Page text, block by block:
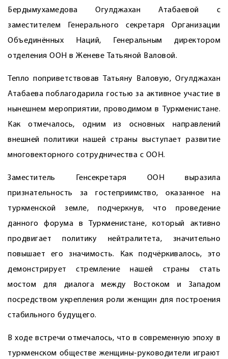
Бердымухамедова Огулджахан Атабаевой с
заместителем ­Генерального секретаря Организации
Объединённых Наций, ­Генеральным директором
отделения ООН в Женеве Татьяной Валовой.
Тепло поприветствовав Татьяну Валовую, Огулджахан
Атабаева поблагодарила гостью за активное участие в
нынешнем мероприятии, проводимом в Туркменистане.
Как отмечалось, одним из основных направлений
внешней политики нашей страны выступает развитие
многовекторного сотрудничества с ООН.
Заместитель Генсекретаря ООН выразила
признательность за гостеприимство, оказанное на
туркменской земле, подчеркнув, что проведение
данного форума в Туркменистане, который активно
продвигает политику нейтралитета, значительно
повышает его значимость. Как подчёркивалось, это
демонстрирует стремление нашей страны стать
мостом для диалога между Востоком и Западом
посредством укрепления роли женщин для построения
стабильного будущего.
В ходе встречи отмечалось, что в современную эпоху в
туркменском обществе женщины-руководители играют